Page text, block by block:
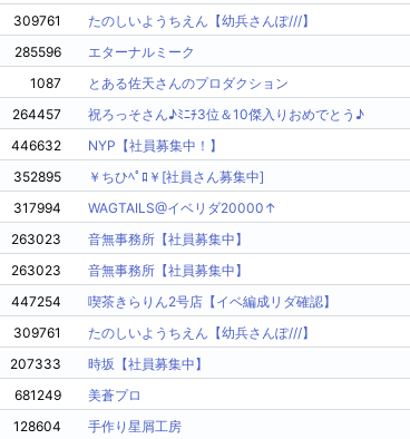
309761 たのしいようちえん【幼兵さんぽ///】
285596 エターナルミーク
1087 とある佐天さんのプロダクション
264457 祝ろっそさん♪ﾐﾆﾁ3位＆10傑入りおめでとう♪
446632 NYP【社員募集中！】
352895 ￥ちひﾍﾟﾛ￥[社員さん募集中]
317994 WAGTAILS@イベリダ20000↑
263023 音無事務所【社員募集中】
263023 音無事務所【社員募集中】
447254 喫茶きらりん2号店【イベ編成リダ確認】
309761 たのしいようちえん【幼兵さんぽ///】
207333 時坂【社員募集中】
681249 美蒼プロ
128604 手作り星屑工房